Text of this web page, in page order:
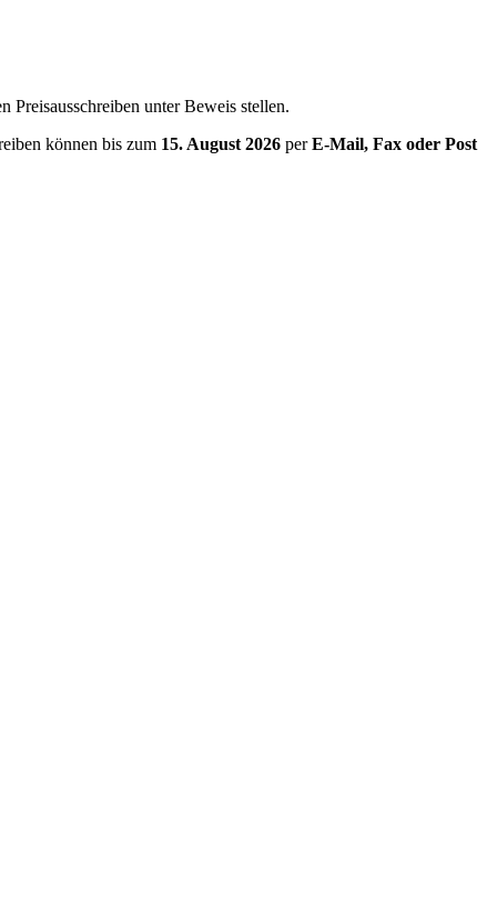
Preisausschreiben unter Beweis stellen.
können bis zum 15. August 2026 perE-Mail, Fax oder Post